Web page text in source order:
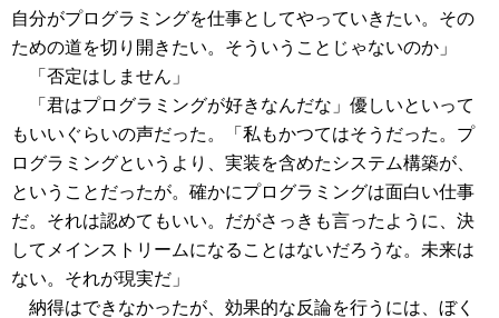
自分がプログラミングを仕事としてやっていきたい。その
ための道を切り開きたい。そういうことじゃないのか」
「否定はしません」
「君はプログラミングが好きなんだな」優しいといって
もいいぐらいの声だった。「私もかつてはそうだった。プ
ログラミングというより、実装を含めたシステム構築が、
ということだったが。確かにプログラミングは面白い仕事
だ。それは認めてもいい。だがさっきも言ったように、決
してメインストリームになることはないだろうな。未来は
ない。それが現実だ」
納得はできなかったが、効果的な反論を行うには、ぼく